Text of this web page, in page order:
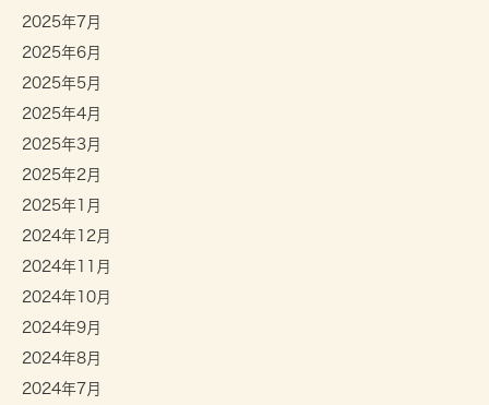
2025年7月
2025年6月
2025年5月
2025年4月
2025年3月
2025年2月
2025年1月
2024年12月
2024年11月
2024年10月
2024年9月
2024年8月
2024年7月